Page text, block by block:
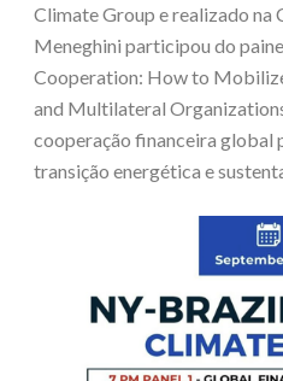
Climate Group e realizado na
Meneghini participou do
Cooperation: How to
and Multilateral
cooperação financeira global
transição energética e